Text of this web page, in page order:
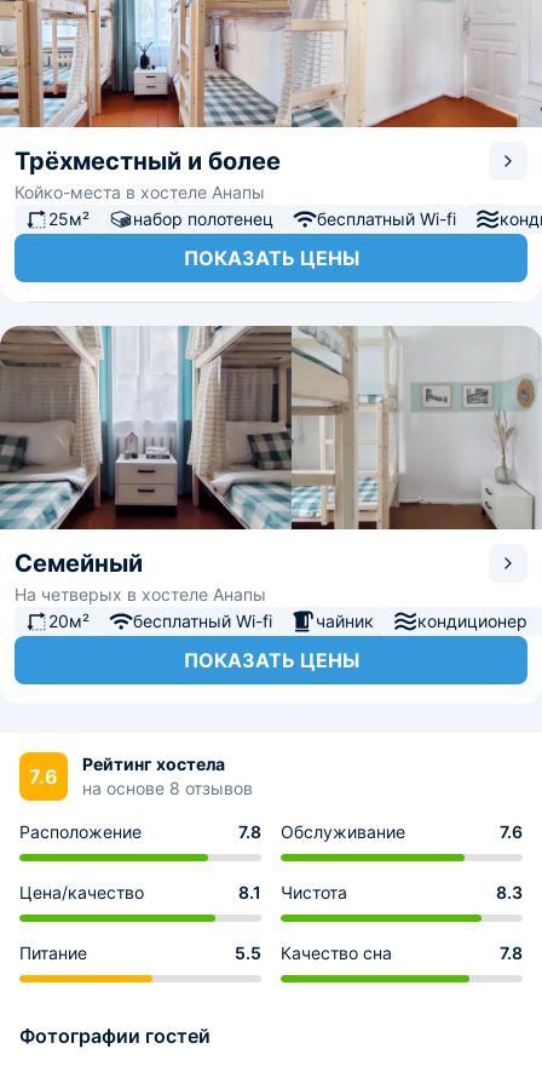
Трёхместный и более
Койко-места в хостеле Анапы
25м²
набор полотенец бесплатный Wi-fi
ПОКАЗАТЬ ЦЕНЫ
Семейный
На четверых в хостеле Анапы
20м²
бесплатный Wi-fi чайник кондиционер
ПОКАЗАТЬ ЦЕНЫ
7.6
Рейтинг хостела
на основе 8 отзывов
Расположение 7.8 Обслуживание 7.6
Цена/качество 8.1 Чистота 8.3
Питание 5.5 Качество сна 7.8
Фотографии гостей